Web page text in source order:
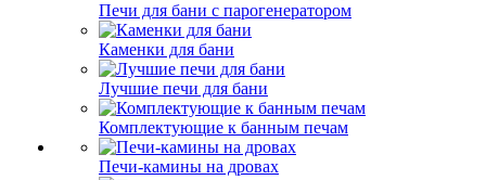
Печи для бани с парогенератором
Каменки для бани
Лучшие печи для бани
Комплектующие к банным печам
Печи-камины на дровах